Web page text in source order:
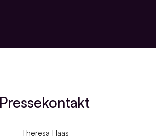
Pressekontakt
Theresa Haas